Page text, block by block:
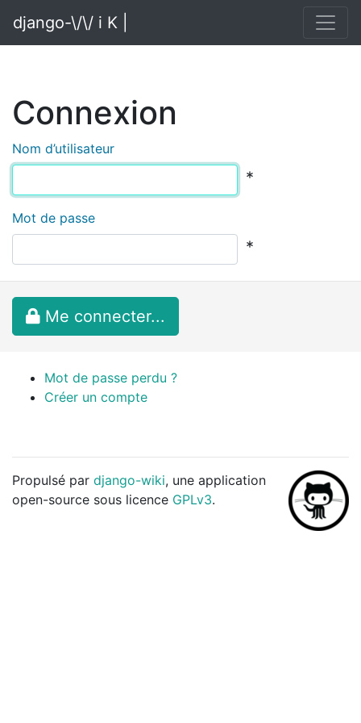
django-\/\/ i K |
Connexion
Nom d’utilisateur
*
Mot de passe
*
Me connecter...
Mot de passe perdu ?
Créer un compte
Propulsé par django-wiki, une application
open-source sous licence GPLv3.